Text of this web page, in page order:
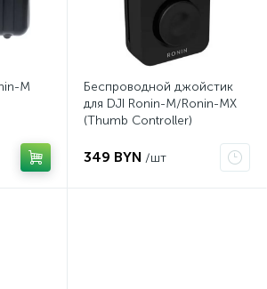
M
Беспроводной джойстик
для DJI Ronin-M/Ronin-MX
(Thumb Controller)
349 BYN /шт